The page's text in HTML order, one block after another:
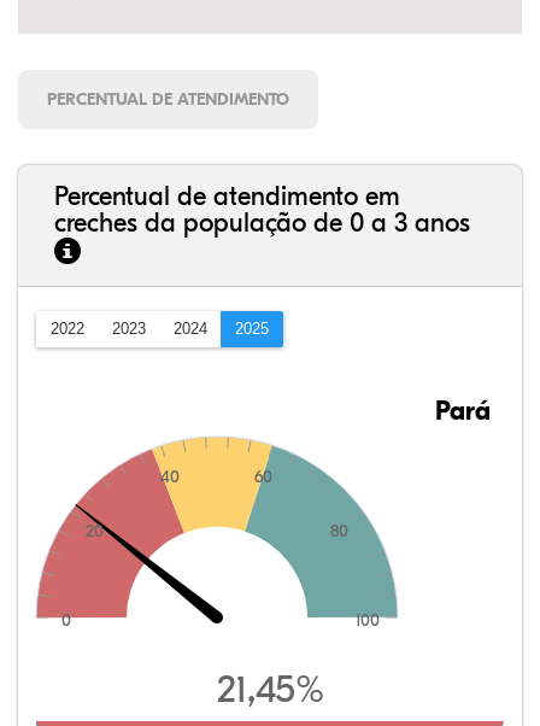
PERCENTUAL DE ATENDIMENTO
Percentual de atendimento em
creches da população de 0 a 3 anos
2022 2023 2024 2025
0
20
40 60
80
100
Pará
21,45%